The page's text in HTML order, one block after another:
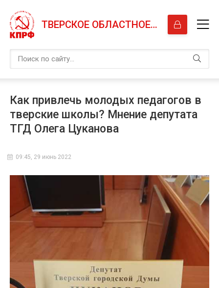
ТВЕРСКОЕ ОБЛАСТНОЕ ОТДЕЛЕНИЕ КПРФ
Как привлечь молодых педагогов в
тверские школы? Мнение депутата
ТГД Олега Цуканова
09:45, 29 июнь 2022